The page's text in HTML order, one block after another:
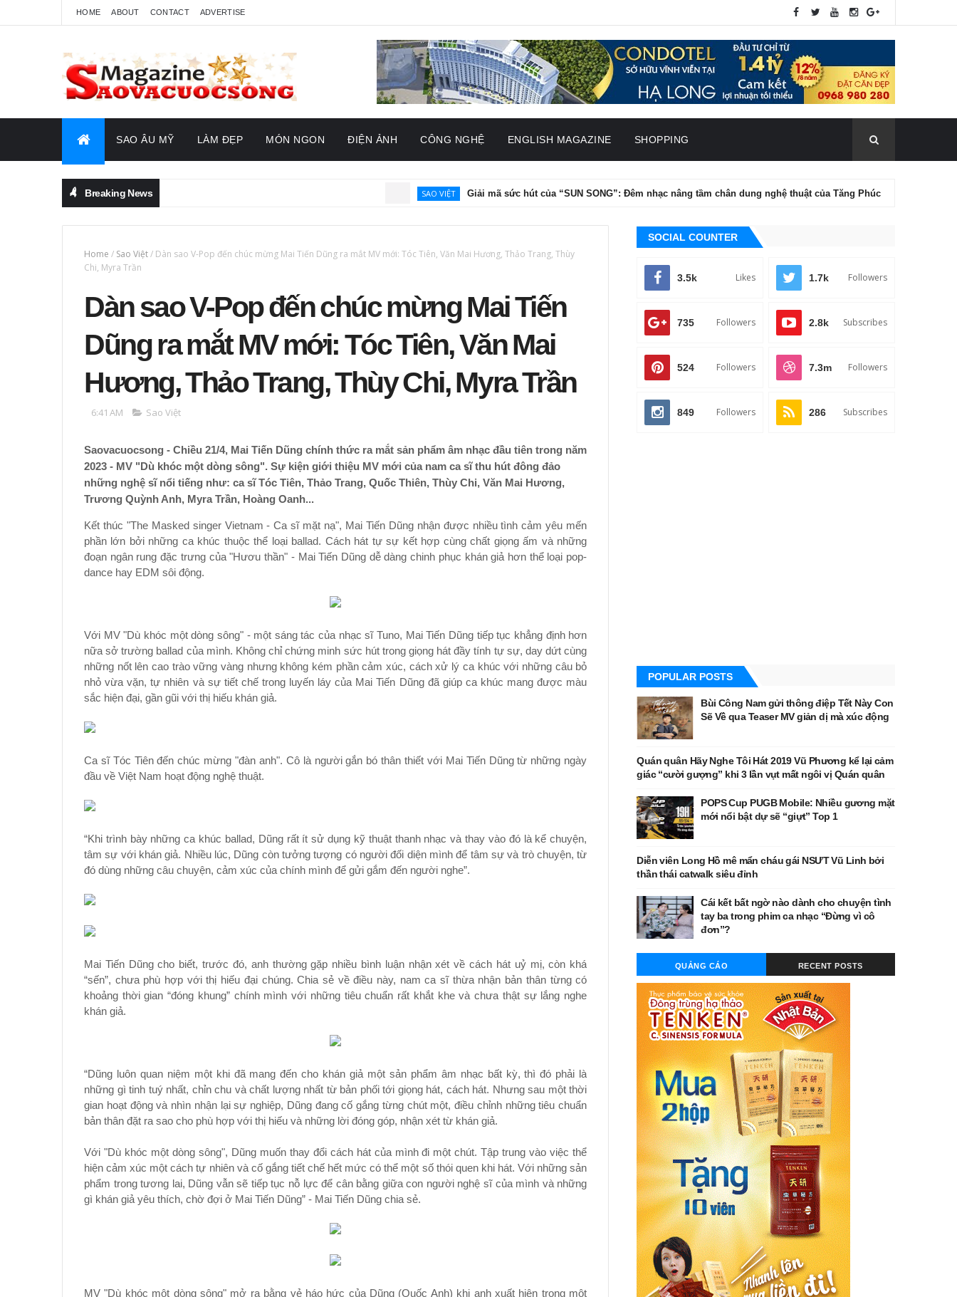
HOME ABOUT CONTACT ADVERTISE
SAO ÂU MỸ LÀM ĐẸP MÓN NGON ĐIỆN ẢNH CÔNG NGHỆ ENGLISH MAGAZINE SHOPPING
Breaking News Giải mã sức hút của “SUN SONG”: Đêm nhạc nâng tầm chân dung nghệ thuật của Tăng Phúc
Home / Sao Việt/ Dàn sao V-Pop đến chúc mừng Mai Tiến Dũng ra mắt MV mới: Tóc Tiên, Văn Mai Hương, Thảo Trang, Thùy
Chi, Myra Trần
Dàn sao V-Pop đến chúc mừng Mai Tiến
Dũng ra mắt MV mới: Tóc Tiên, Văn Mai
Hương, Thảo Trang, Thùy Chi, Myra Trần
6:41 AM Sao Việt
Saovacuocsong - Chiều 21/4, Mai Tiến Dũng chính thức ra mắt sản phẩm âm nhạc đầu tiên trong năm
2023 - MV "Dù khóc một dòng sông". Sự kiện giới thiệu MV mới của nam ca sĩ thu hút đông đảo
những nghệ sĩ nổi tiếng như: ca sĩ Tóc Tiên, Thảo Trang, Quốc Thiên, Thùy Chi, Văn Mai Hương,
Trương Quỳnh Anh, Myra Trần, Hoàng Oanh...
Kết thúc "The Masked singer Vietnam - Ca sĩ mặt nạ", Mai Tiến Dũng nhận được nhiều tình cảm yêu mến
phần lớn bởi những ca khúc thuộc thể loại ballad. Cách hát tự sự kết hợp cùng chất giọng ấm và những
đoạn ngân rung đặc trưng của "Hươu thần" - Mai Tiến Dũng dễ dàng chinh phục khán giả hơn thể loại pop-
dance hay EDM sôi động.
Với MV "Dù khóc một dòng sông" - một sáng tác của nhạc sĩ Tuno, Mai Tiến Dũng tiếp tục khẳng định hơn
nữa sở trường ballad của mình. Không chỉ chứng minh sức hút trong giọng hát đầy tính tự sự, day dứt cùng
những nốt lên cao trào vững vàng nhưng không kém phần cảm xúc, cách xử lý ca khúc với những câu bỏ
nhỏ vừa vặn, tự nhiên và sự tiết chế trong luyến láy của Mai Tiến Dũng đã giúp ca khúc mang được màu
sắc hiện đại, gần gũi với thị hiếu khán giả.
Ca sĩ Tóc Tiên đến chúc mừng "đàn anh". Cô là người gắn bó thân thiết với Mai Tiến Dũng từ những ngày
đầu về Việt Nam hoạt động nghệ thuật.
“Khi trình bày những ca khúc ballad, Dũng rất ít sử dụng kỹ thuật thanh nhạc và thay vào đó là kể chuyện,
tâm sự với khán giả. Nhiều lúc, Dũng còn tưởng tượng có người đối diện mình để tâm sự và trò chuyện, từ
đó dùng những câu chuyện, cảm xúc của chính mình để gửi gắm đến người nghe”.
Mai Tiến Dũng cho biết, trước đó, anh thường gặp nhiều bình luận nhận xét về cách hát uỷ mị, còn khá
“sến”, chưa phù hợp với thị hiếu đại chúng. Chia sẻ về điều này, nam ca sĩ thừa nhận bản thân từng có
khoảng thời gian “đóng khung” chính mình với những tiêu chuẩn rất khắt khe và chưa thật sự lắng nghe
khán giả.
“Dũng luôn quan niệm một khi đã mang đến cho khán giả một sản phẩm âm nhạc bất kỳ, thì đó phải là
những gì tinh tuý nhất, chỉn chu và chất lượng nhất từ bản phối tới giọng hát, cách hát. Nhưng sau một thời
gian hoạt động và nhìn nhận lại sự nghiệp, Dũng đang cố gắng từng chút một, điều chỉnh những tiêu chuẩn
bản thân đặt ra sao cho phù hợp với thị hiếu và những lời đóng góp, nhận xét từ khán giả.
Với "Dù khóc một dòng sông", Dũng muốn thay đổi cách hát của mình đi một chút. Tập trung vào việc thể
hiện cảm xúc một cách tự nhiên và cố gắng tiết chế hết mức có thể một số thói quen khi hát. Với những sản
phẩm trong tương lai, Dũng vẫn sẽ tiếp tục nỗ lực để cân bằng giữa con người nghệ sĩ của mình và những
gì khán giả yêu thích, chờ đợi ở Mai Tiến Dũng” - Mai Tiến Dũng chia sẻ.
MV "Dù khóc một dòng sông" mở ra bằng vẻ háo hức của Dũng (Quốc Anh) khi anh xuất hiện trong một
SOCIAL COUNTER
3.5k Likes 1.7k Followers
735 Followers 2.8k Subscribes
524 Followers 7.3m Followers
849 Followers 286 Subscribes
POPULAR POSTS
Bùi Công Nam gửi thông điệp Tết Này Con
Sẽ Về qua Teaser MV giản dị mà xúc động
Quán quân Hãy Nghe Tôi Hát 2019 Vũ Phương kể lại cảm
giác “cười gượng” khi 3 lần vụt mất ngôi vị Quán quân
POPS Cup PUGB Mobile: Nhiều gương mặt
mới nổi bật dự sẽ “giựt” Top 1
Diễn viên Long Hồ mê mẩn cháu gái NSƯT Vũ Linh bởi
thần thái catwalk siêu đỉnh
Cái kết bất ngờ nào dành cho chuyện tình
tay ba trong phim ca nhạc “Đừng vì cô
đơn”?
QUẢNG CÁO RECENT POSTS